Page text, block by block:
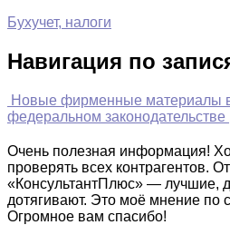
Бухучет, налоги
Навигация по
Новые фирменные материалы
федеральном законодательстве
Очень полезная информация!
проверять всех контрагентов.
«КонсультантПлюс» — лучшие,
дотягивают. Это моё мнение по
Огромное вам спасибо!